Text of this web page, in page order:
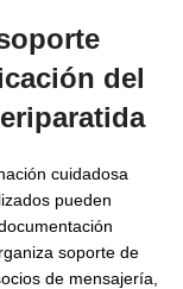
del
cuidadosa
pueden
soporte de
de mensajería,